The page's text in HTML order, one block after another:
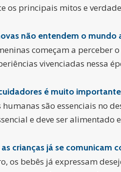
os principais mitos e
não entendem o mundo
começam a perceber
vivenciadas nessa
é muito
humanas são essenciais no
e deve ser
crianças já se comunicam
os bebês já expressam